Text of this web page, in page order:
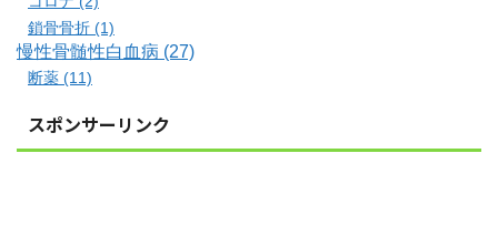
鎖骨骨折 (1)
慢性骨髄性白血病 (27)
断薬 (11)
スポンサーリンク